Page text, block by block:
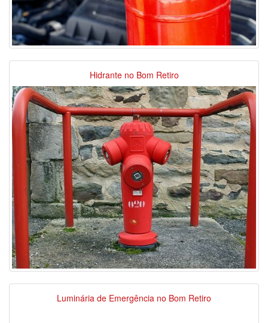
Hidrante no Bom Retiro
Luminária de Emergência no Bom Retiro